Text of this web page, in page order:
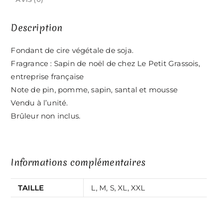
Description
Fondant de cire végétale de soja.
Fragrance : Sapin de noël de chez Le Petit Grassois,
entreprise française
Note de pin, pomme, sapin, santal et mousse
Vendu à l’unité.
Brûleur non inclus.
Informations complémentaires
TAILLE L, M, S, XL, XXL